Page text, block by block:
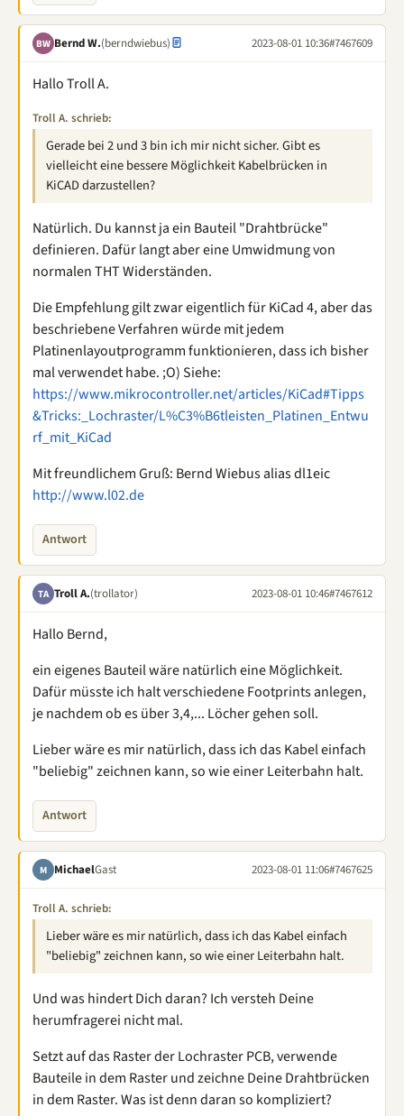
BW Bernd W.(berndwiebus) 2023-08-01 10:36#7467609
Hallo Troll A.
Troll A. schrieb:
Gerade bei 2 und 3 bin ich mir nicht sicher. Gibt es
vielleicht eine bessere Möglichkeit Kabelbrücken in
KiCAD darzustellen?
Natürlich. Du kannst ja ein Bauteil "Drahtbrücke"
definieren. Dafür langt aber eine Umwidmung von
normalen THT Widerständen.
Die Empfehlung gilt zwar eigentlich für KiCad 4, aber das
beschriebene Verfahren würde mit jedem
Platinenlayoutprogramm funktionieren, dass ich bisher
mal verwendet habe. ;O) Siehe:
https://www.mikrocontroller.net/articles/KiCad#Tipps
&Tricks:_Lochraster/L%C3%B6tleisten_Platinen_Entwu
rf_mit_KiCad
Mit freundlichem Gruß: Bernd Wiebus alias dl1eic
http://www.l02.de
Antwort
TA Troll A.(trollator) 2023-08-01 10:46#7467612
Hallo Bernd,
ein eigenes Bauteil wäre natürlich eine Möglichkeit.
Dafür müsste ich halt verschiedene Footprints anlegen,
je nachdem ob es über 3,4,... Löcher gehen soll.
Lieber wäre es mir natürlich, dass ich das Kabel einfach
"beliebig" zeichnen kann, so wie einer Leiterbahn halt.
Antwort
M MichaelGast 2023-08-01 11:06#7467625
Troll A. schrieb:
Lieber wäre es mir natürlich, dass ich das Kabel einfach
"beliebig" zeichnen kann, so wie einer Leiterbahn halt.
Und was hindert Dich daran? Ich versteh Deine
herumfragerei nicht mal.
Setzt auf das Raster der Lochraster PCB, verwende
Bauteile in dem Raster und zeichne Deine Drahtbrücken
in dem Raster. Was ist denn daran so kompliziert?